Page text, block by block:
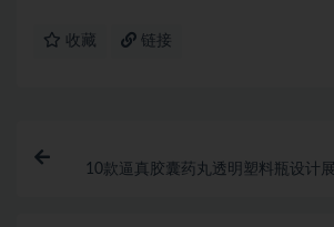
收藏 链接
10款逼真胶囊药丸透明塑料瓶设计